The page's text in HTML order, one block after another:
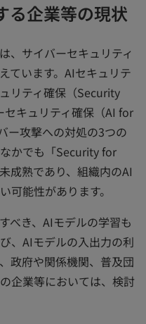
る企業等の現状
、サイバーセキュリティ
ています。AIセキュリテ
リティ確保（Security
キュリティ確保（AI for
ー攻撃への対処の3つの
かでも「Security for
成熟であり、組織内のAI
可能性があります。
べき、AIモデルの学習も
、AIモデルの入出力の利
政府や関係機関、普及団
企業等においては、検討